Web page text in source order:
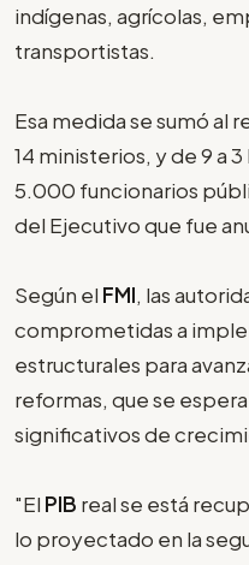
indígenas, agrícolas,
transportistas.
Esa medida se sumó al
14 ministerios, y de 9 a
5.000 funcionarios
del Ejecutivo que fue
Según el FMI, las
comprometidas a
estructurales para
reformas, que se
significativos de
"El PIB real se está
lo proyectado en la